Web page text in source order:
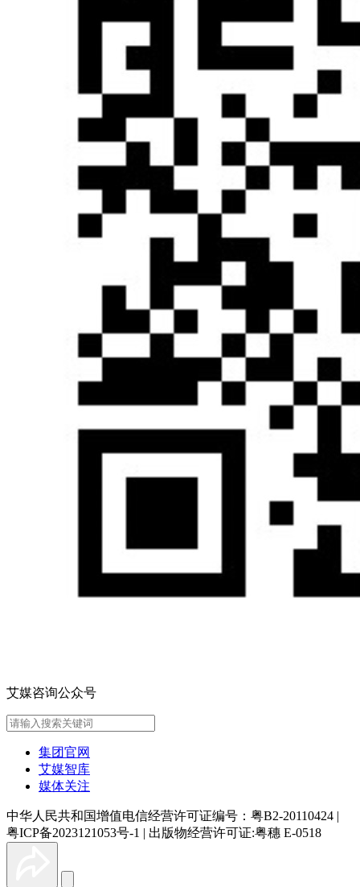
艾媒咨询公众号
集团官网
艾媒智库
媒体关注
中华人民共和国增值电信经营许可证编号：粤B2-20110424 |
粤ICP备2023121053号-1 | 出版物经营许可证:粤穗 E-0518